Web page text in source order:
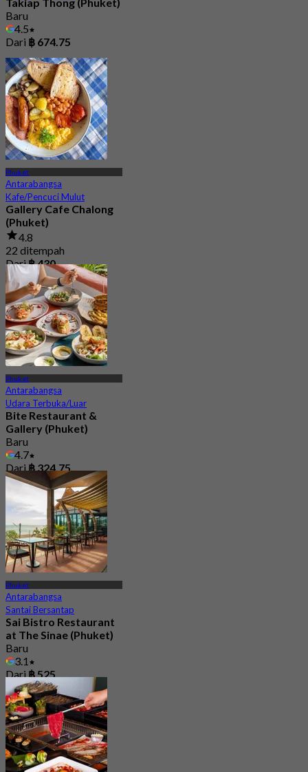
Baru
4.5
Dari ฿ 674.75
Phuket
Antarabangsa
Kafe/Pencuci Mulut
Gallery Cafe Chalong
(Phuket)
4.8
22 ditempah
Dari฿ 430
Phuket
Antarabangsa
Udara Terbuka/Luar
Bite Restaurant &
Gallery (Phuket)
Baru
4.7
Dari ฿ 324.75
Phuket
Antarabangsa
Santai Bersantap
Sai Bistro Restaurant
at The Sinae (Phuket)
Baru
3.1
Dari ฿ 525